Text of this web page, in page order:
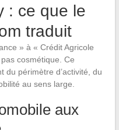
: ce que le
traduit
» à « Crédit Agricole
cosmétique. Ce
du périmètre d’activité, du
au sens large.
aux